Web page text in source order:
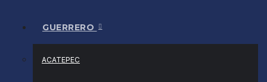
GUERRERO
ACATEPEC